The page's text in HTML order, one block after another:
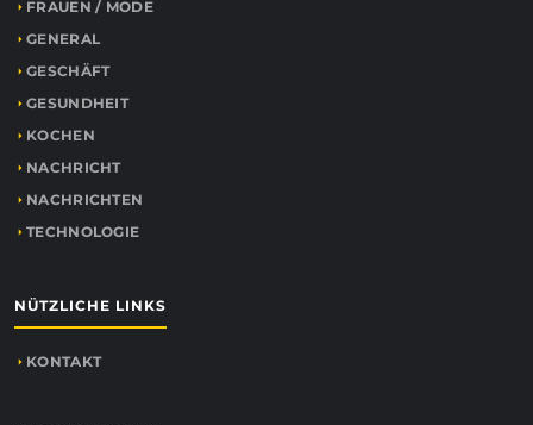
FRAUEN / MODE
GENERAL
GESCHÄFT
GESUNDHEIT
KOCHEN
NACHRICHT
NACHRICHTEN
TECHNOLOGIE
NÜTZLICHE LINKS
KONTAKT